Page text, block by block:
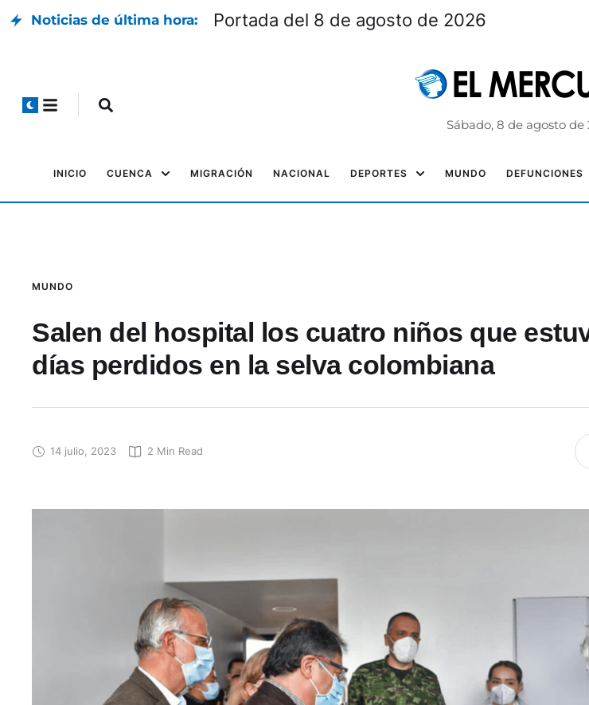
Noticias de última hora: Portada del 8 de agosto de 2026
Sábado, 8 de agosto de
INICIO CUENCA MIGRACIÓN NACIONAL DEPORTES MUNDO DEFUNCIONES
MUNDO
Salen del hospital los cuatro niños que
días perdidos en la selva colombiana
14 julio, 2023 2 Min Read